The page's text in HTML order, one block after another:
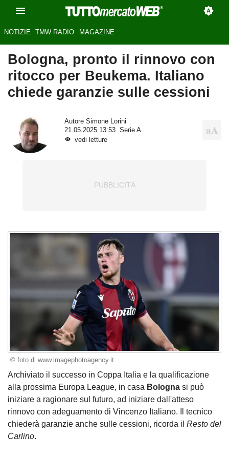
NOTIZIE TMW RADIO MAGAZINE
Bologna, pronto il rinnovo con
ritocco per Beukema. Italiano
chiede garanzie sulle cessioni
Autore Simone Lorini
21.05.2025 13:53
Serie A
vedi letture
© foto di www.imagephotoagency.it
Archiviato il successo in Coppa Italia e la qualificazione
alla prossima Europa League, in casa Bologna si può
iniziare a ragionare sul futuro, ad iniziare dall'atteso
rinnovo con adeguamento di Vincenzo Italiano. Il tecnico
chiederà garanzie anche sulle cessioni, ricorda il Resto del
Carlino.